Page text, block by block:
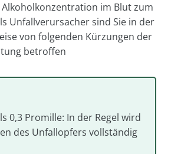
im Blut zum
Unfallverursacher sind Sie in der
von folgenden Kürzungen der
betroffen
0,3 Promille: In der Regel wird
des Unfallopfers vollständig